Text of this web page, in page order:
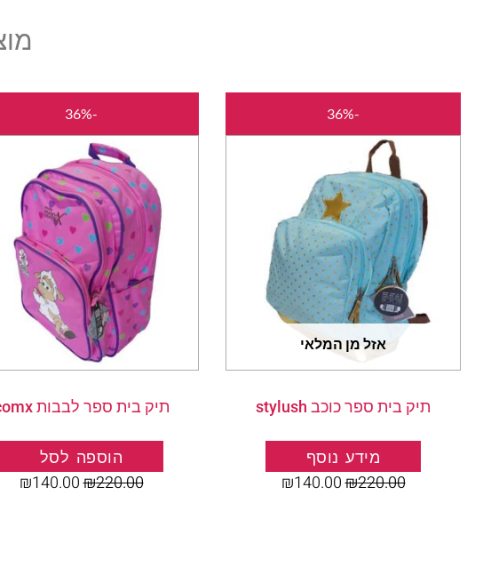
-36%
אזל מן המלאי
תיק בית ספר כוכב stylush
מידע נוסף
₪220.00
המקורי
היה:
₪140.00
הוא:
-36%
תיק בית ספר לבבות comx
הוספה לסל
₪220.00
המקורי
היה:
₪220.00.
₪140.00